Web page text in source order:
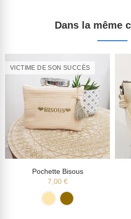
Dans la même
VICTIME DE SON SUCCÈS
Pochette Bisous
7,00 €